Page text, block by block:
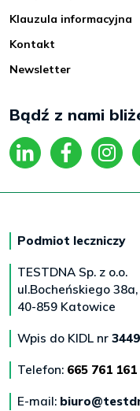
Klauzula informacyjna
Kontakt
Newsletter
Bądź z nami
Podmiot leczniczy
TESTDNA Sp. z o.o.
ul.Bocheńskiego 38a,
40-859 Katowice
Wpis do KIDL nr 3449
Telefon: 665 761 161
E-mail: